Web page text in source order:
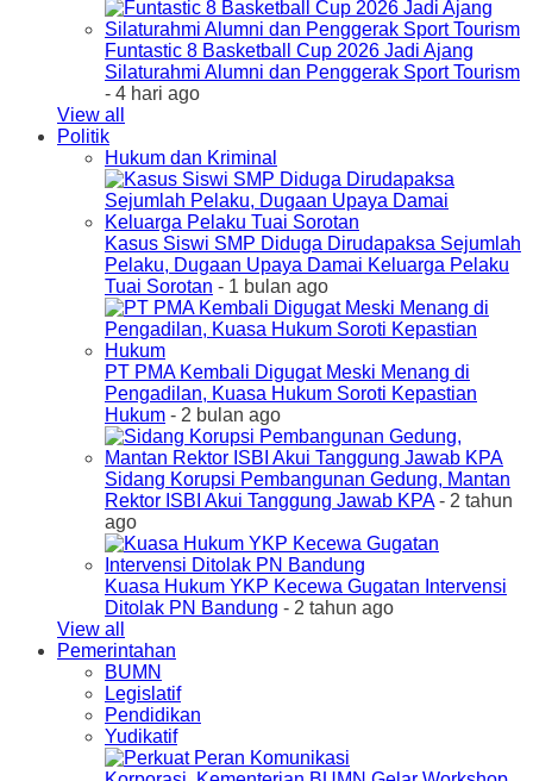
Funtastic 8 Basketball Cup 2026 Jadi Ajang
Silaturahmi Alumni dan Penggerak Sport Tourism
- 4 hari ago
View all
Politik
Hukum dan Kriminal
Kasus Siswi SMP Diduga Dirudapaksa Sejumlah
Pelaku, Dugaan Upaya Damai Keluarga Pelaku
Tuai Sorotan - 1 bulan ago
PT PMA Kembali Digugat Meski Menang di
Pengadilan, Kuasa Hukum Soroti Kepastian
Hukum - 2 bulan ago
Sidang Korupsi Pembangunan Gedung, Mantan
Rektor ISBI Akui Tanggung Jawab KPA- 2 tahun
ago
Kuasa Hukum YKP Kecewa Gugatan Intervensi
Ditolak PN Bandung - 2 tahun ago
View all
Pemerintahan
BUMN
Legislatif
Pendidikan
Yudikatif